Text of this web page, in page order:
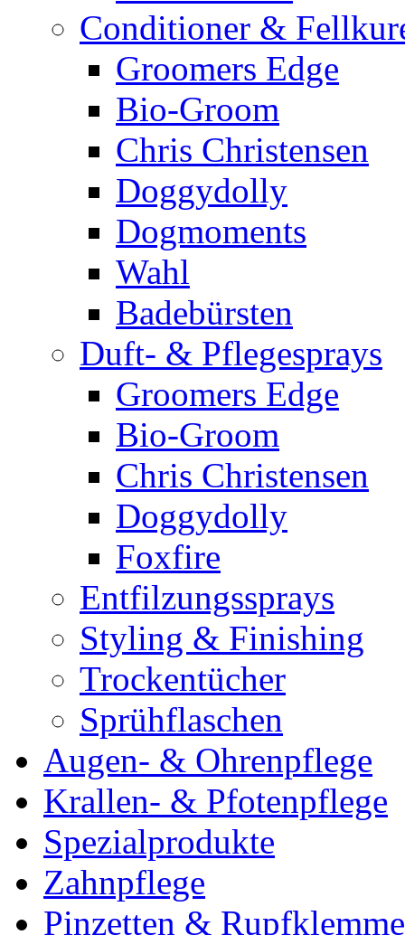
Conditioner &
Groomers Edge
Bio-Groom
Chris Christensen
Doggydolly
Dogmoments
Wahl
Badebürsten
Duft- & Pflegesprays
Groomers Edge
Bio-Groom
Chris Christensen
Doggydolly
Foxfire
Entfilzungssprays
Styling & Finishing
Trockentücher
Sprühflaschen
Augen- & Ohrenpflege
Krallen- & Pfotenpflege
Spezialprodukte
Zahnpflege
Pinzetten &